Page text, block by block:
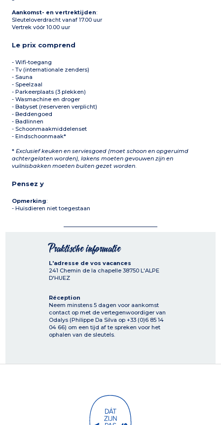
Aankomst- en vertrektijden:
Sleuteloverdracht vanaf 17.00 uur
Vertrek vóór 10.00 uur
Le prix comprend
- Wifi-toegang
- Tv (internationale zenders)
- Sauna
- Speelzaal
- Parkeerplaats (3 plekken)
- Wasmachine en droger
- Babyset (reserveren verplicht)
- Beddengoed
- Badlinnen
- Schoonmaakmiddelenset
- Eindschoonmaak*
*Exclusief keuken en serviesgoed (moet schoon en opgeruimd
achtergelaten worden), lakens moeten gevouwen zijn en
vuilnisbakken moeten buiten gezet worden.
Pensez y
Opmerking:
- Huisdieren niet toegestaan
Praktische informatie
L'adresse de vos vacances
241 Chemin de la chapelle 38750 L'ALPE
D'HUEZ
Réception
Neem minstens 5 dagen voor aankomst
contact op met de vertegenwoordiger van
Odalys (Philippe Da Silva op +33 (0)6 85 14
04 66) om een tijd af te spreken voor het
ophalen van de sleutels.